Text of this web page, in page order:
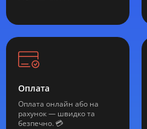
Оплата
Оплата онлайн або на
рахунок — швидко та
безпечно. 💳